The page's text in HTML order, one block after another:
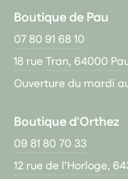
Boutique de Pau
07 80 91 68 10
18 rue Tran, 64000
Ouverture du mardi
Boutique d'Orthez
09 81 80 70 33
12 rue de l’Horloge,